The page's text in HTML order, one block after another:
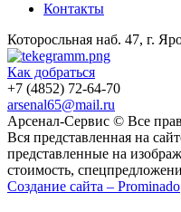
Контакты
Которосльная наб. 47, г.
Как добраться
+7 (4852) 72-64-70
arsenal65@mail.ru
Aрсенал-Сервис © Все
Вся представленная на
представленные на
стоимость,
Создание сайта – Prominado